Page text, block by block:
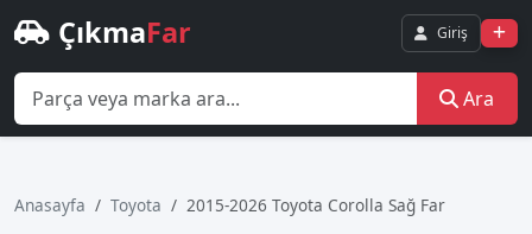
ÇıkmaFar Giriş
Ara
Anasayfa Toyota 2015-2026 Toyota Corolla Sağ Far